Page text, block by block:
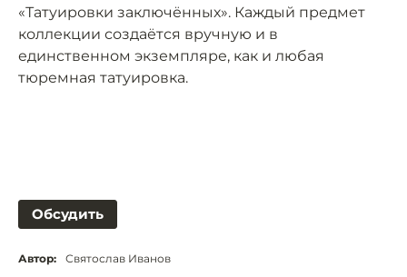
«Татуировки заключённых». Каждый предмет
коллекции создаётся вручную и в
единственном экземпляре, как и любая
тюремная татуировка.
Обсудить
Автор: Святослав Иванов